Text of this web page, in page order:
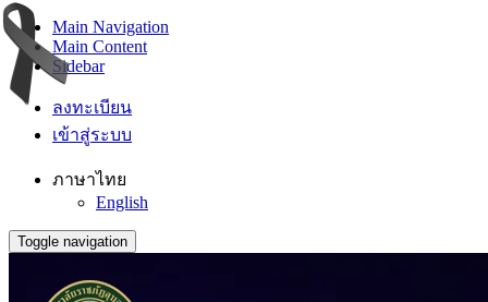
Main Navigation
Main Content
Sidebar
ลงทะเบียน
เข้าสู่ระบบ
ภาษาไทย
English
Toggle navigation